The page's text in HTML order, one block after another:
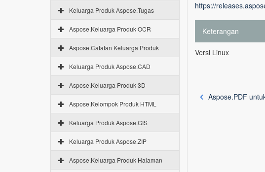
Keluarga Produk Aspose.Tugas
Aspose.Keluarga Produk OCR
Aspose.Catatan Keluarga Produk
Keluarga Produk Aspose.CAD
Aspose.Keluarga Produk 3D
Aspose.Kelompok Produk HTML
Keluarga Produk Aspose.GIS
Keluarga Produk Aspose.ZIP
Aspose.Keluarga Produk Halaman
https://
Keterangan
Versi Linux
Aspose.PDF